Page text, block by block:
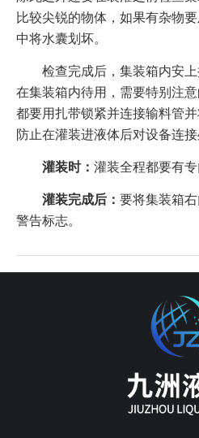
比较尖锐的物体，如果有杂物
中将水囊划坏。
检查完成后，集装箱内安上
在集装箱内待用，需要特别注
都要用扎带锁紧并连接输料管
防止在灌装进液体后对设备连接
灌装时： 灌装全程都要有专
灌装完成后： 要将集装箱
警告标志。